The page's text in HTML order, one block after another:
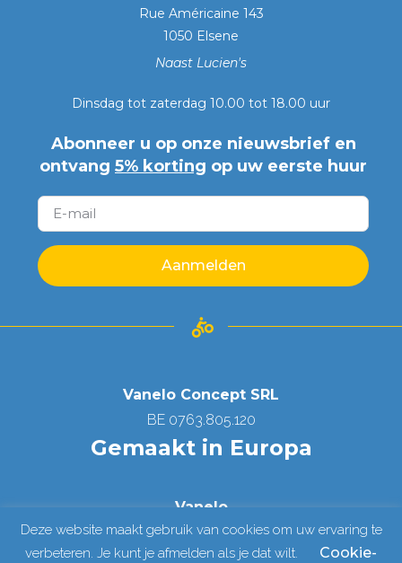
Rue Américaine 143
1050 Elsene
Naast Lucien's
Dinsdag tot zaterdag 10.00 tot 18.00 uur
Abonneer u op onze nieuwsbrief en
ontvang 5% korting op uw eerste huur
Aanmelden
Vanelo Concept SRL
BE 0763.805.120
Gemaakt in Europa
Vanelo
Copyright © Alle rechten voorbehouden
Deze website maakt gebruik van cookies om uw ervaring te
verbeteren. Je kunt je afmelden als je dat wilt.
Cookie-